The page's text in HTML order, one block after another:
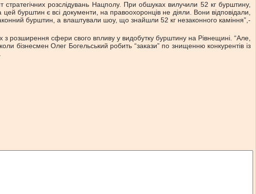
розслідувань Нацполу. При обшуках вилучили 52 кг бурштину,
бурштин є всі документи, на правоохоронців не діяли. Вони відповідали,
бурштин, а влаштували шоу, що знайшли 52 кг незаконного каміння”,-
розширення сфери свого впливу у видобутку бурштину на Рівнещині. “Але,
бізнесмен Олег Богельський робить “закази” по знищенню конкурентів із